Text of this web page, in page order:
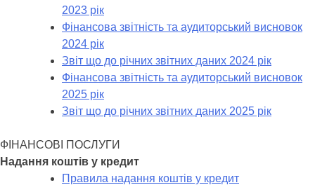
2023 рік
Фінансова звітність та аудиторський висновок
2024 рік
Звіт що до річних звітних даних 2024 рік
Фінансова звітність та аудиторський висновок
2025 рік
Звіт що до річних звітних даних 2025 рік
ФІНАНСОВІ ПОСЛУГИ
Надання коштів у кредит
Правила надання коштів у кредит